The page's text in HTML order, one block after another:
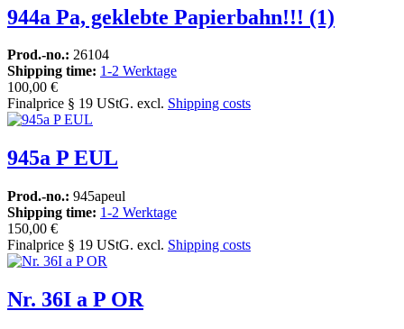
944a Pa, geklebte Papierbahn!!! (1)
Prod.-no.: 26104
Shipping time: 1-2 Werktage
100,00 €
Finalprice § 19 UStG. excl. Shipping costs
945a P EUL
Prod.-no.: 945apeul
Shipping time: 1-2 Werktage
150,00 €
Finalprice § 19 UStG. excl. Shipping costs
Nr. 36I a P OR